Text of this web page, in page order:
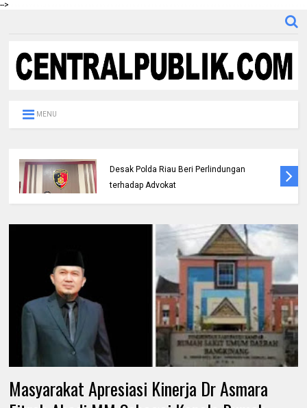
-->
MENU
Desak Polda Riau Beri Perlindungan
terhadap Advokat
Masyarakat Apresiasi Kinerja Dr Asmara